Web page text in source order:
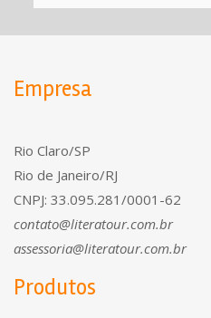
Empresa
Rio Claro/SP
Rio de Janeiro/RJ
CNPJ: 33.095.281/0001-62
contato@literatour.com.br
assessoria@literatour.com.br
Produtos